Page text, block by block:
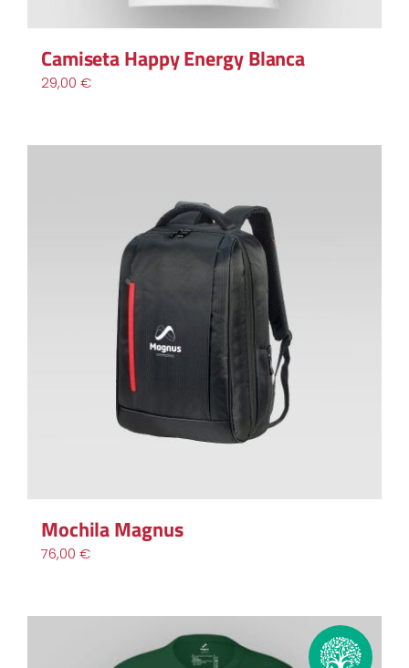
Camiseta Happy Energy Blanca
29,00 €
Mochila Magnus
76,00 €